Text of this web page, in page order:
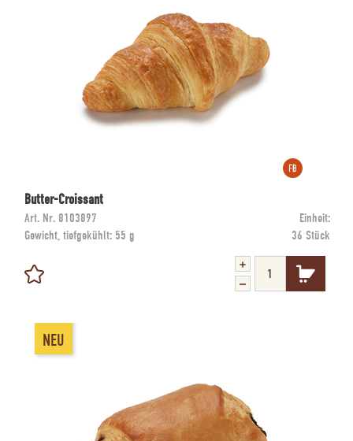
Butter-Croissant
Art. Nr. 8103897
Einheit:
Gewicht, tiefgekühlt: 55 g 36 Stück
NEU